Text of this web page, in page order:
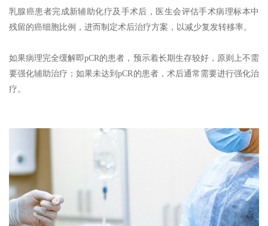
乳腺癌患者完成新辅助化疗及手术后，医生会评估手术病理标本中
残留的癌细胞比例，进而制定术后治疗方案，以减少复发转移率。
如果病理完全缓解即pCR的患者，预示着长期生存较好，原则上不需
要强化辅助治疗；如果未达到pCR的患者，术后通常需要进行强化治
疗。